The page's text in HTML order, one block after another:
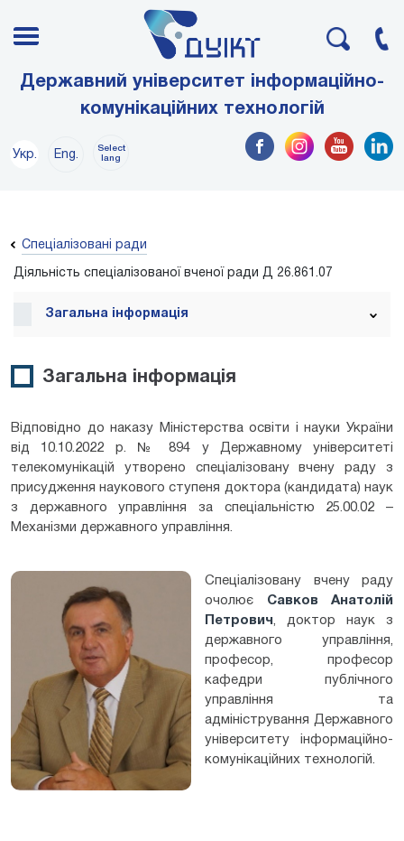
Державний університет інформаційно-
комунікаційних технологій
Укр. Eng.
Select
lang
Спеціалізовані ради
Діяльність спеціалізованої вченої ради Д 26.861.07
Загальна інформація
Загальна інформація
Відповідно до наказу Міністерства освіти і науки України
від 10.10.2022 р. № 894 у Державному університеті
телекомунікацій утворено спеціалізовану вчену раду з
присудження наукового ступеня доктора (кандидата) наук
з державного управління за спеціальністю 25.00.02 –
Механізми державного управління.
Спеціалізовану вчену раду
очолює
Савков Анатолій
Петрович , доктор наук з
державного управління,
професор, професор
кафедри публічного
управління та
адміністрування Державного
університету інформаційно-
комунікаційних технологій.